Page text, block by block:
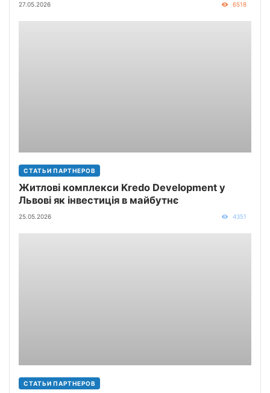
27.05.2026 6518
СТАТЬИ ПАРТНЕРОВ
Житлові комплекси Kredo Development у
Львові як інвестиція в майбутнє
25.05.2026 4351
СТАТЬИ ПАРТНЕРОВ